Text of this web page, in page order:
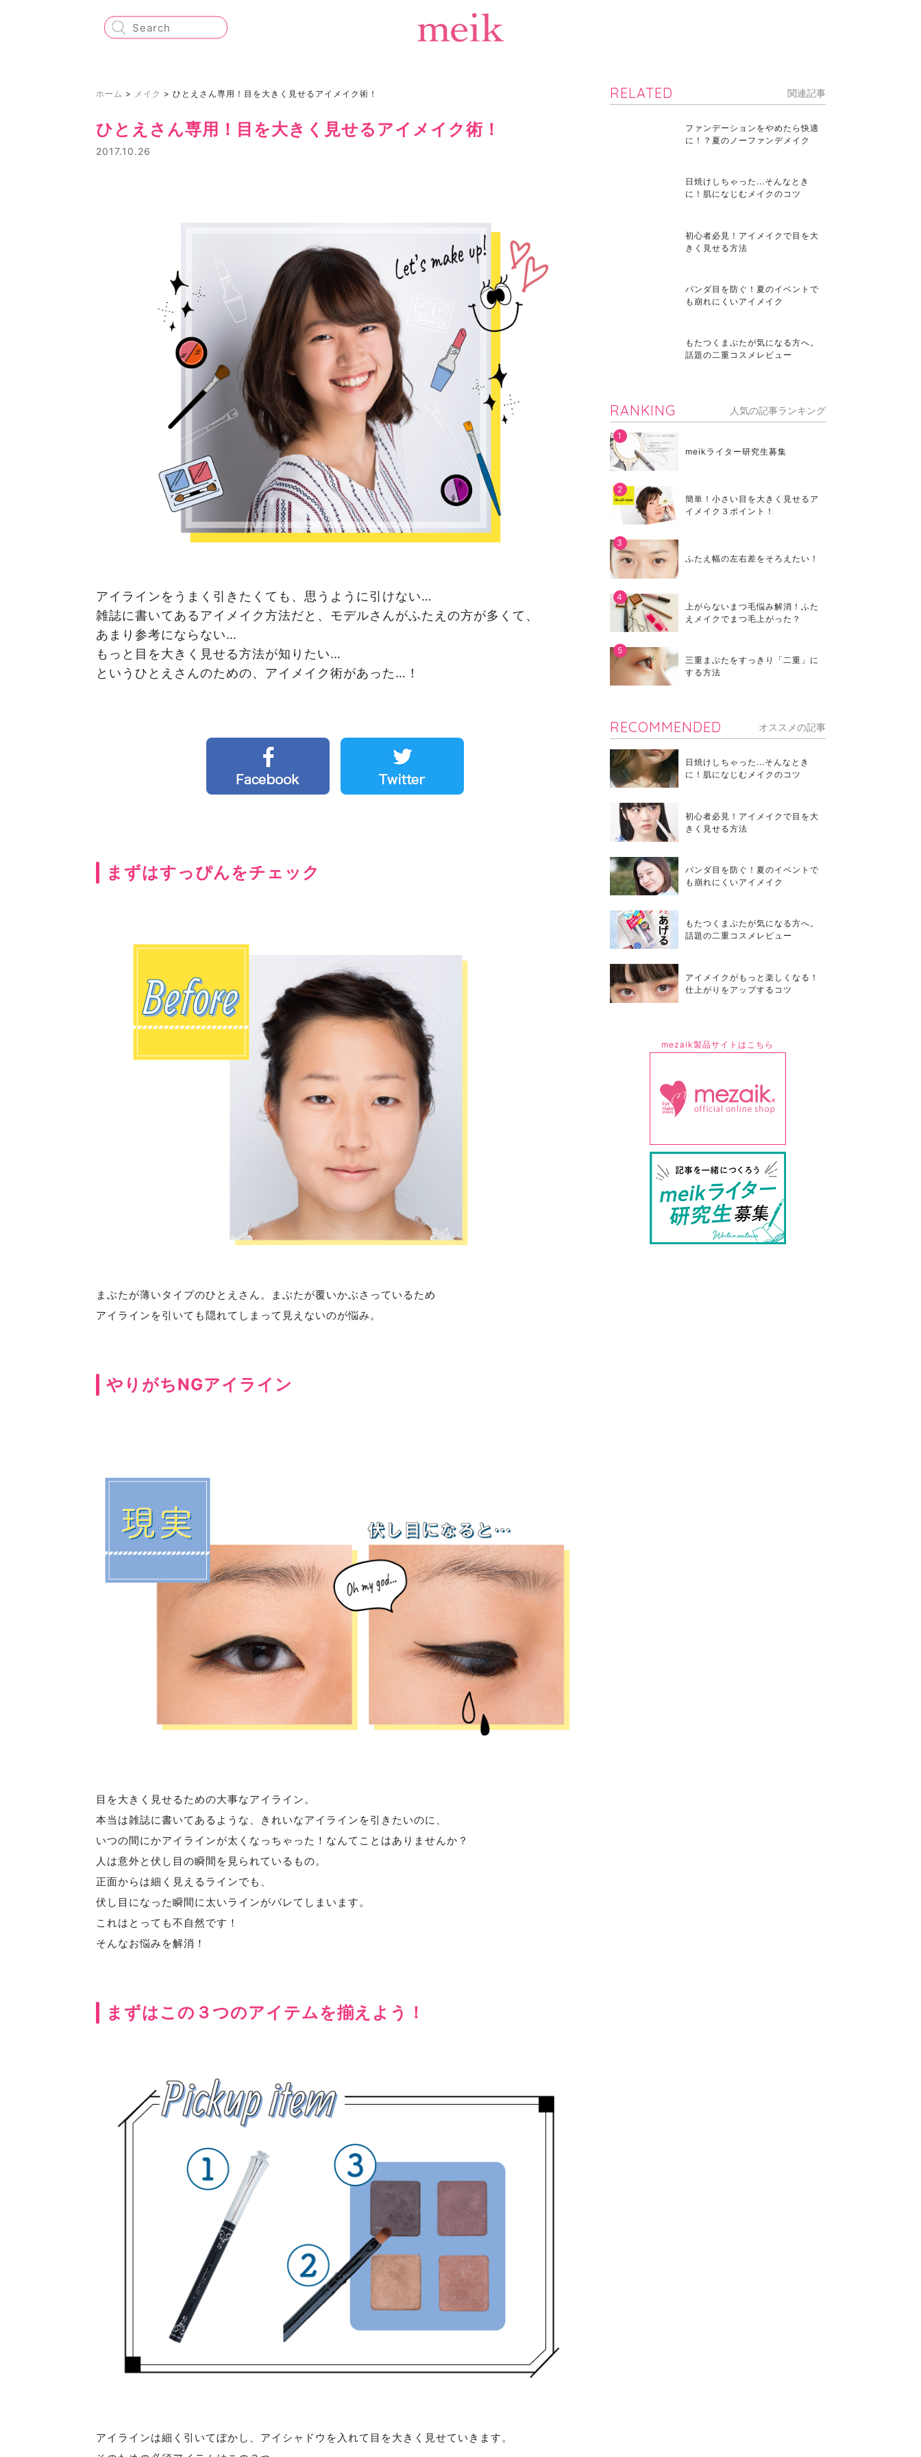
ホーム > メイク > ひとえさん専用！目を大きく見せるアイメイク術！
ひとえさん専用！目を大きく見せるアイメイク術！
2017.10.26
アイラインをうまく引きたくても、思うように引けない…
雑誌に書いてあるアイメイク方法だと、モデルさんがふたえの方が多くて、
あまり参考にならない…
もっと目を大きく見せる方法が知りたい…
というひとえさんのための、アイメイク術があった…！
まずはすっぴんをチェック
まぶたが薄いタイプのひとえさん。まぶたが覆いかぶさっているため
アイラインを引いても隠れてしまって見えないのが悩み。
やりがちNGアイライン
目を大きく見せるための大事なアイライン。
本当は雑誌に書いてあるような、きれいなアイラインを引きたいのに、
いつの間にかアイラインが太くなっちゃった！なんてことはありませんか？
人は意外と伏し目の瞬間を見られているもの。
正面からは細く見えるラインでも、
伏し目になった瞬間に太いラインがバレてしまいます。
これはとっても不自然です！
そんなお悩みを解消！
まずはこの３つのアイテムを揃えよう！
アイラインは細く引いてぼかし、アイシャドウを入れて目を大きく見せていきます。
RELATED 関連記事
ファンデーションをやめたら快適
に！？夏のノーファンデメイク
日焼けしちゃった...そんなとき
に！肌になじむメイクのコツ
初心者必見！アイメイクで目を大
きく見せる方法
パンダ目を防ぐ！夏のイベントで
も崩れにくいアイメイク
もたつくまぶたが気になる方へ。
話題の二重コスメレビュー
RANKING 人気の記事ランキング
meikライター研究生募集
簡単！小さい目を大きく見せるア
イメイク３ポイント！
ふたえ幅の左右差をそろえたい！
上がらないまつ毛悩み解消！ふた
えメイクでまつ毛上がった？
三重まぶたをすっきり「二重」に
する方法
RECOMMENDED オススメの記事
日焼けしちゃった...そんなとき
に！肌になじむメイクのコツ
初心者必見！アイメイクで目を大
きく見せる方法
パンダ目を防ぐ！夏のイベントで
も崩れにくいアイメイク
もたつくまぶたが気になる方へ。
話題の二重コスメレビュー
アイメイクがもっと楽しくなる！
仕上がりをアップするコツ
mezaik製品サイトはこちら